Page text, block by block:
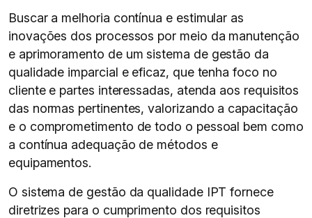
Buscar a melhoria contínua e estimular as
inovações dos processos por meio da manutenção
e aprimoramento de um sistema de gestão da
qualidade imparcial e eficaz, que tenha foco no
cliente e partes interessadas, atenda aos requisitos
das normas pertinentes, valorizando a capacitação
e o comprometimento de todo o pessoal bem como
a contínua adequação de métodos e
equipamentos.
O sistema de gestão da qualidade IPT fornece
diretrizes para o cumprimento dos requisitos